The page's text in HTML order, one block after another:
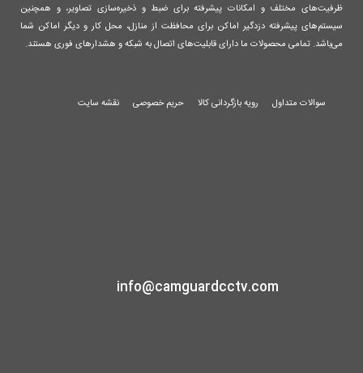
ظرفیت‌های مختلف و امکانات پیشرفته برای ضبط و ذخیره‌سازی تصاویر، و همچنین
سیستم‌های پیشرفته دزدگیر اماکن برای محافظت از منازل، محل کار و دیگر اماکن شما
می‌باشد. تمامی محصولات ما دارای قابلیت‌های اتصال به شبکه و هشدارهای فوری هستند.
سوالات متداول رویه بازگردانی کالا حریم خصوصی نقشه سایت
info@camguardcctv.com